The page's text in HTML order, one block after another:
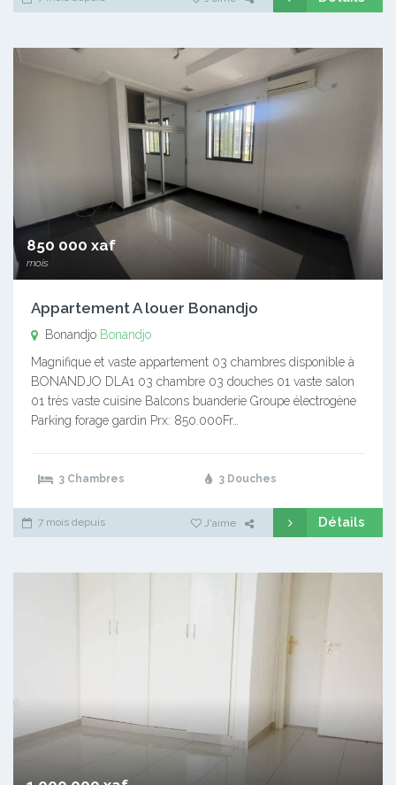
850 000 xaf
mois
Appartement A louer Bonandjo
Bonandjo Bonandjo
Magnifique et vaste appartement 03 chambres disponible à
BONANDJO DLA1 03 chambre 03 douches 01 vaste salon
01 très vaste cuisine Balcons buanderie Groupe électrogène
Parking forage gardin Prx: 850.000Fr…
3 Chambres 3 Douches
7 mois depuis J'aime Détails